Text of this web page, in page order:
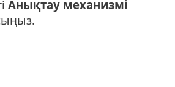
Анықтау механизмі